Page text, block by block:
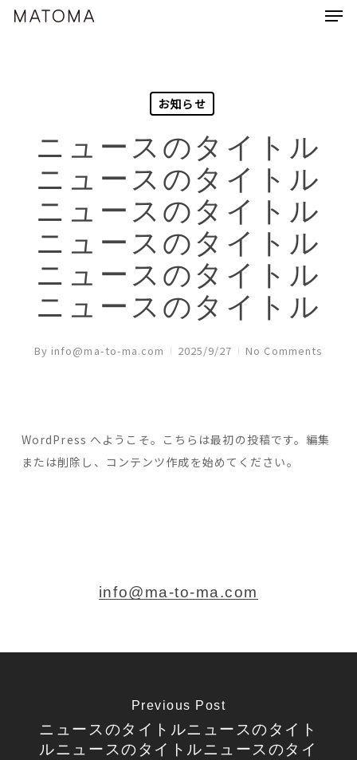
Skip
お知らせ
ニュースのタイトル
ニュースのタイトル
ニュースのタイトル
ニュースのタイトル
ニュースのタイトル
ニュースのタイトル
By info@ma-to-ma.com 2025/9/27 No Comments
WordPress へようこそ。こちらは最初の投稿です。編集
または削除し、コンテンツ作成を始めてください。
info@ma-to-ma.com
Previous Post
ニュースのタイトルニュースのタイト
ルニュースのタイトルニュースのタイ
Menu